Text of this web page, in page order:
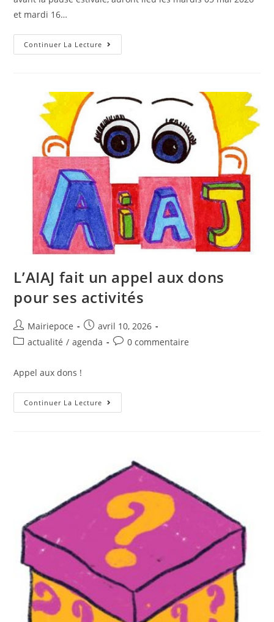
et mardi 16…
Continuer La Lecture
L’AIAJ fait un appel aux dons
pour ses activités
Mairiepoce
avril 10, 2026
actualité / agenda 0 commentaire
Appel aux dons !
Continuer La Lecture